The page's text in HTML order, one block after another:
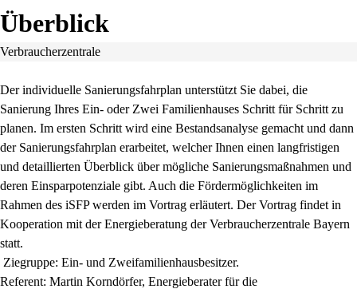
Überblick
Verbraucherzentrale
Der individuelle Sanierungsfahrplan unterstützt Sie dabei, die
Sanierung Ihres Ein- oder Zwei Familienhauses Schritt für Schritt zu
planen. Im ersten Schritt wird eine Bestandsanalyse gemacht und dann
der Sanierungsfahrplan erarbeitet, welcher Ihnen einen langfristigen
und detaillierten Überblick über mögliche Sanierungsmaßnahmen und
deren Einsparpotenziale gibt. Auch die Fördermöglichkeiten im
Rahmen des iSFP werden im Vortrag erläutert. Der Vortrag findet in
Kooperation mit der Energieberatung der Verbraucherzentrale Bayern
statt.
Ziegruppe: Ein- und Zweifamilienhausbesitzer.
Referent: Martin Korndörfer, Energieberater für die